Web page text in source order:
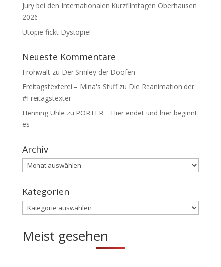
Jury bei den Internationalen Kurzfilmtagen Oberhausen
2026
Utopie fickt Dystopie!
Neueste Kommentare
Frohwaltzu Der Smiley der Doofen
Freitagstexterei – Mina's Stuffzu Die Reanimation der
#Freitagstexter
Henning Uhle zu PORTER – Hier endet und hier beginnt
es
Archiv
Archiv
Kategorien
Kategorien
Meist gesehen